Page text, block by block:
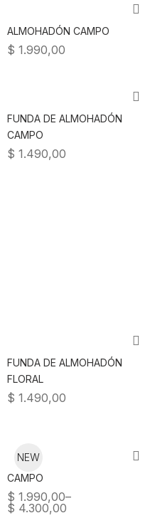
ALMOHADÓN CAMPO
$ 1.990,00
FUNDA DE ALMOHADÓN
CAMPO
$ 1.490,00
FUNDA DE ALMOHADÓN
FLORAL
$ 1.490,00
NEW
CAMPO
$ 1.990,00–
$ 4.300,00